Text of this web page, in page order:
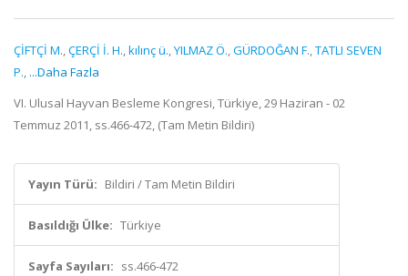
ÇİFTÇİ M.,ÇERÇİ İ. H.,kılınç ü.,YILMAZ Ö.,GÜRDOĞAN F.,TATLI SEVEN
P., ...Daha Fazla
VI. Ulusal Hayvan Besleme Kongresi, Türkiye, 29 Haziran - 02
Temmuz 2011, ss.466-472, (Tam Metin Bildiri)
Yayın Türü: Bildiri / Tam Metin Bildiri
Basıldığı Ülke: Türkiye
Sayfa Sayıları: ss.466-472